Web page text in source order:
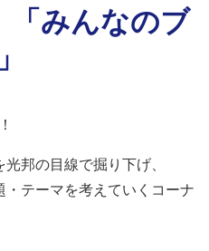
「みんなのブ
邦の目線で掘り下げ、
テーマを考えていくコーナ